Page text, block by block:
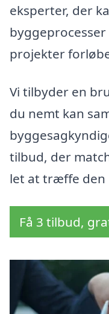
eksperter, der
projekter
Vi tilbyder en
du nemt kan
tilbud, der
let at træffe den
Få 3 tilbud,